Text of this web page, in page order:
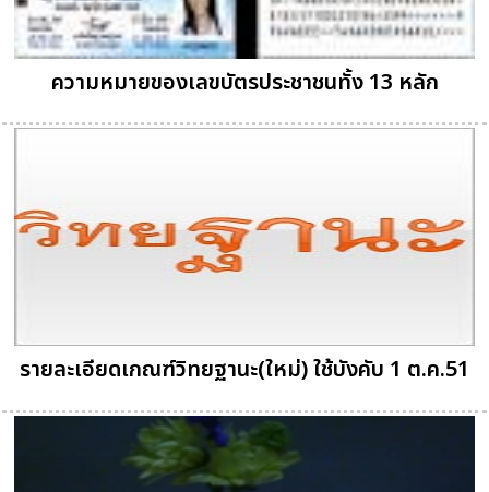
ความหมายของเลขบัตรประชาชนทั้ง 13 หลัก
รายละเอียดเกณฑ์วิทยฐานะ(ใหม่) ใช้บังคับ 1 ต.ค.51